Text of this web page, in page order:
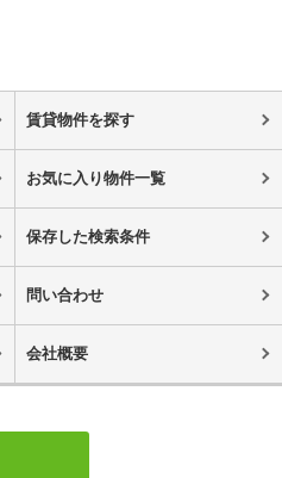
賃貸物件を探す
お気に入り物件一覧
保存した検索条件
問い合わせ
会社概要